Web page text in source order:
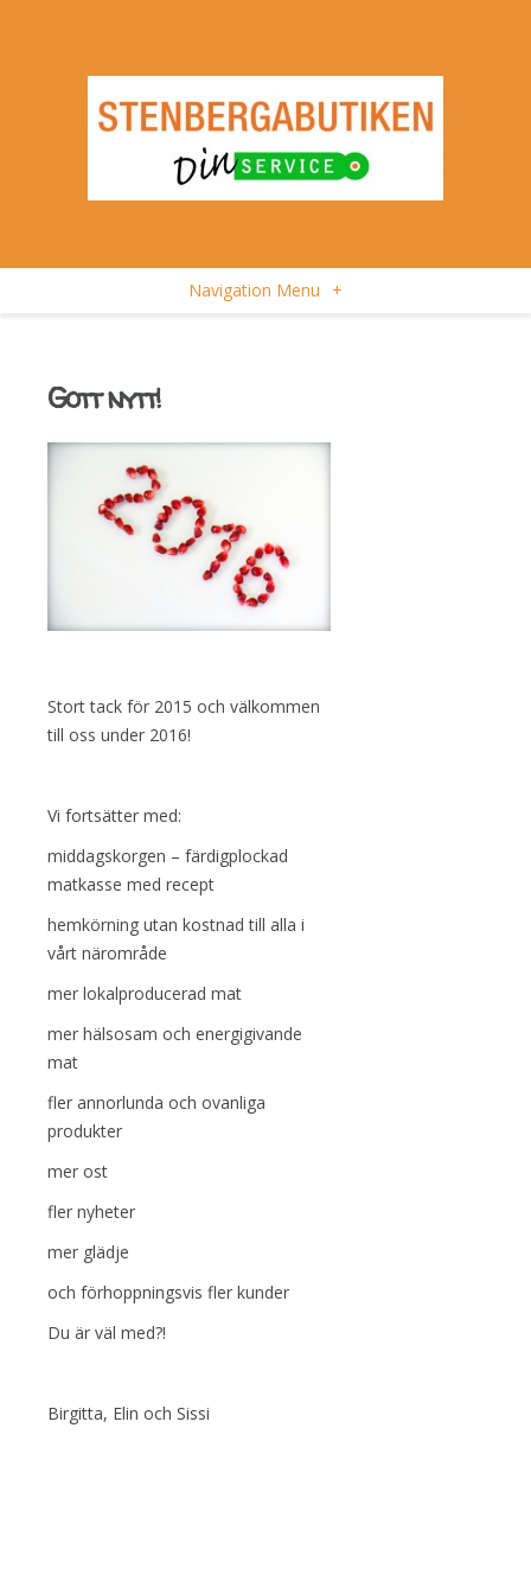
Navigation Menu +
Gott nytt!
Stort tack för 2015 och välkommen
till oss under 2016!
Vi fortsätter med:
middagskorgen – färdigplockad
matkasse med recept
hemkörning utan kostnad till alla i
vårt närområde
mer lokalproducerad mat
mer hälsosam och energigivande
mat
fler annorlunda och ovanliga
produkter
mer ost
fler nyheter
mer glädje
och förhoppningsvis fler kunder
Du är väl med?!
Birgitta, Elin och Sissi